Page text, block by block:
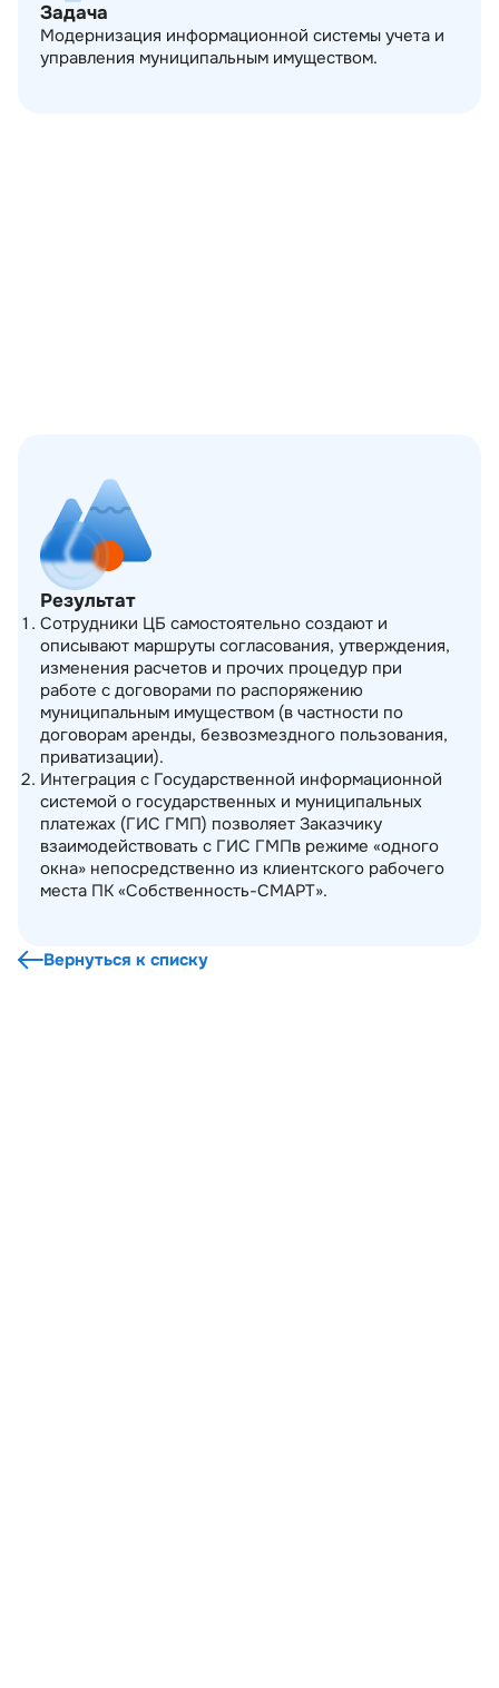
Задача
Модернизация информационной системы учета и
управления муниципальным имуществом.
Результат
Сотрудники ЦБ самостоятельно создают и
описывают маршруты согласования, утверждения,
изменения расчетов и прочих процедур при
работе с договорами по распоряжению
муниципальным имуществом (в частности по
договорам аренды, безвозмездного пользования,
приватизации).
Интеграция с Государственной информационной
системой о государственных и муниципальных
платежах (ГИС ГМП) позволяет Заказчику
взаимодействовать с ГИС ГМПв режиме «одного
окна» непосредственно из клиентского рабочего
места ПК «Собственность-СМАРТ».
Вернуться к списку